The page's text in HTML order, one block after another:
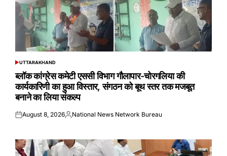
POSTED
UTTARAKHAND
ब्लॉक कांग्रेस कमेटी एससी विभाग गौलापार-चोरगलिया की
कार्यकारिणी का हुआ विस्तार, संगठन को बूथ स्तर तक मजबूत
बनाने का लिया संकल्प
Posted
August 8, 2026Posted
National News Network Bureau